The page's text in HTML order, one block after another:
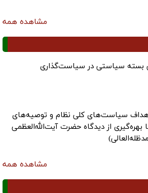
مشاهده همه
بسته سیاستی در سیاست‌گذاری
سیاست‌های کلی نظام و توصیه‌های
از دیدگاه حضرت آیت‌الله‌العظمی
مشاهده همه